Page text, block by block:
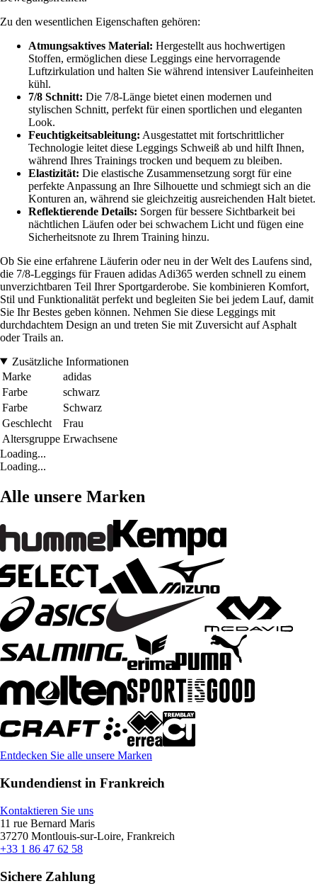
Zu den wesentlichen Eigenschaften gehören:
Atmungsaktives Material: Hergestellt aus hochwertigen
Stoffen, ermöglichen diese Leggings eine hervorragende
Luftzirkulation und halten Sie während intensiver Laufeinheiten
kühl.
7/8 Schnitt: Die 7/8-Länge bietet einen modernen und
stylischen Schnitt, perfekt für einen sportlichen und eleganten
Look.
Feuchtigkeitsableitung: Ausgestattet mit fortschrittlicher
Technologie leitet diese Leggings Schweiß ab und hilft Ihnen,
während Ihres Trainings trocken und bequem zu bleiben.
Elastizität: Die elastische Zusammensetzung sorgt für eine
perfekte Anpassung an Ihre Silhouette und schmiegt sich an die
Konturen an, während sie gleichzeitig ausreichenden Halt bietet.
Reflektierende Details: Sorgen für bessere Sichtbarkeit bei
nächtlichen Läufen oder bei schwachem Licht und fügen eine
Sicherheitsnote zu Ihrem Training hinzu.
Ob Sie eine erfahrene Läuferin oder neu in der Welt des Laufens sind,
die 7/8-Leggings für Frauen adidas Adi365 werden schnell zu einem
unverzichtbaren Teil Ihrer Sportgarderobe. Sie kombinieren Komfort,
Stil und Funktionalität perfekt und begleiten Sie bei jedem Lauf, damit
Sie Ihr Bestes geben können. Nehmen Sie diese Leggings mit
durchdachtem Design an und treten Sie mit Zuversicht auf Asphalt
oder Trails an.
Zusätzliche Informationen
Marke
adidas
Farbe
schwarz
Farbe
Schwarz
Geschlecht
Frau
Altersgruppe Erwachsene
Loading...
Loading...
Alle unsere Marken
Entdecken Sie alle unsere Marken
Kundendienst in Frankreich
Kontaktieren Sie uns
11 rue Bernard Maris
37270 Montlouis-sur-Loire, Frankreich
+33 1 86 47 62 58
Sichere Zahlung